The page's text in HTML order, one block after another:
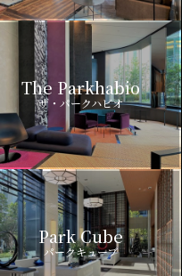
The Parkhabio
ザ・パークハビオ
Park Cube
パークキューブ